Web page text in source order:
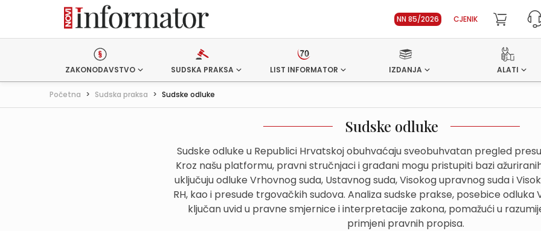
NN 85/2026 CJENIK
ZAKONODAVSTVO SUDSKA PRAKSA LIST INFORMATOR IZDANJA ALATI
Početna > Sudska praksa > Sudske odluke
Sudske odluke
Sudske odluke u Republici Hrvatskoj obuhvaćaju sveobuhvatan pregled
Kroz našu platformu, pravni stručnjaci i građani mogu pristupiti bazi
uključuju odluke Vrhovnog suda, Ustavnog suda, Visokog upravnog suda i
RH, kao i presude trgovačkih sudova. Analiza sudske prakse, posebice odluka
ključan uvid u pravne smjernice i interpretacije zakona, pomažući u
primjeni pravnih propisa.